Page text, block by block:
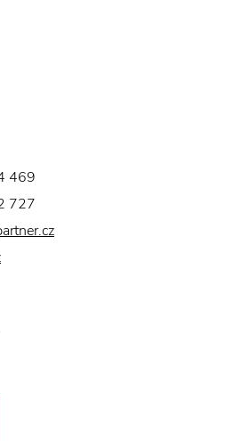
469
727